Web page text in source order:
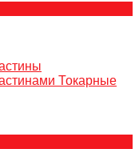
Токарные